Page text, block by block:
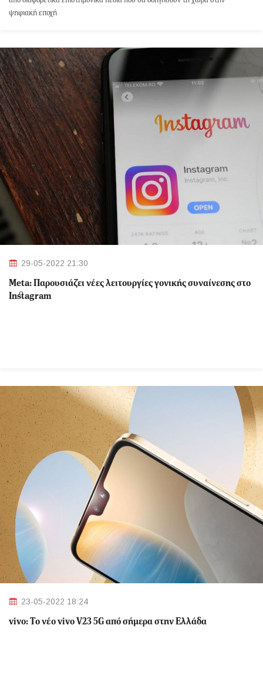
ψηφιακή εποχή
29-05-2022 21:30
Meta: Παρουσιάζει νέες λειτουργίες γονικής συναίνεσης στο
Instagram
23-05-2022 18:24
vivo: Tο νέο vivo V23 5G από σήμερα στην Ελλάδα